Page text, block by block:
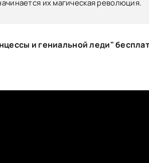
их магическая революция.
и гениальной леди"